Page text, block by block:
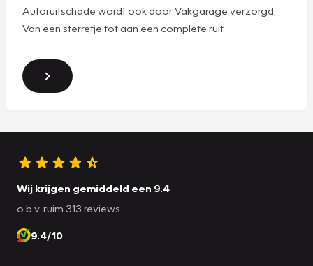
Autoruitschade wordt ook door Vakgarage verzorgd.
Van een sterretje tot aan een complete ruit.
Wij krijgen gemiddeld een 9.4
o.b.v. ruim 313 reviews
9.4/10